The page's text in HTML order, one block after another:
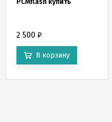
PCMflash купить
2 500 ₽
В корзину